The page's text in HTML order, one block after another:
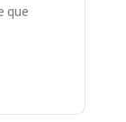
que